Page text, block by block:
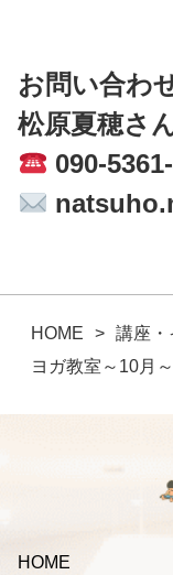
お問い合わ
松原夏穂さ
090-
HOME 講座・
ヨガ教室～10月～
HOME